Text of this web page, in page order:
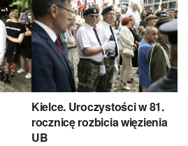
Kielce. Uroczystości w 81.
rocznicę rozbicia więzienia
UB